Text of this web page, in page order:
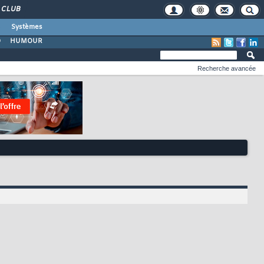
CLUB
Systèmes
HUMOUR
Recherche avancée